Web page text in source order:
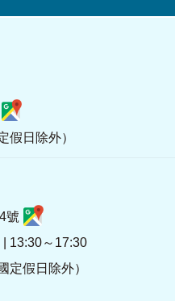
日除外）
號
13:30～17:30
定假日除外）